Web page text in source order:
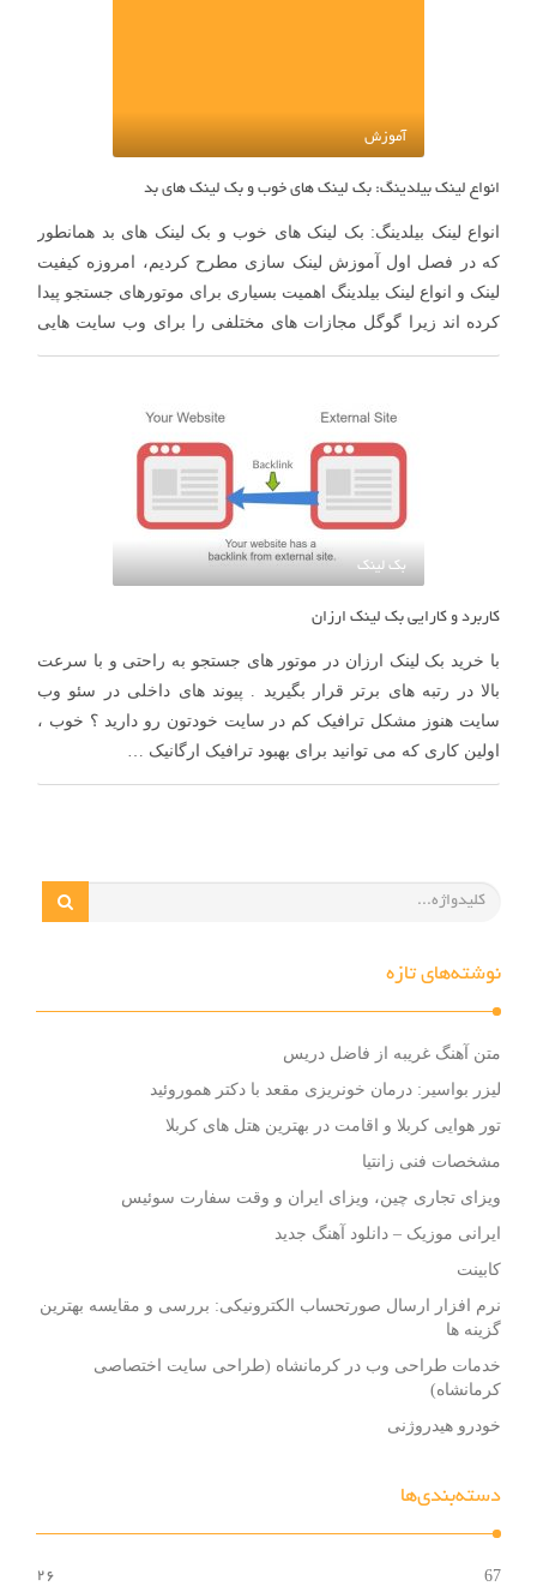
آموزش
انواع لینک بیلدینگ: بک لینک های خوب و بک لینک های بد
انواع لینک بیلدینگ: بک لینک های خوب و بک لینک های بد همانطور
که در فصل اول آموزش لینک سازی مطرح کردیم، امروزه کیفیت
لینک و انواع لینک بیلدینگ اهمیت بسیاری برای موتورهای جستجو پیدا
کرده اند زیرا گوگل مجازات های مختلفی را برای وب سایت هایی
که لینک کیفیت …
بک لینک
کاربرد و کارایی بک لینک ارزان
با خرید بک لینک ارزان در موتور های جستجو به راحتی و با سرعت
بالا در رتبه های برتر قرار بگیرید . پیوند های داخلی در سئو وب
سایت هنوز مشکل ترافیک کم در سایت خودتون رو دارید ؟ خوب ،
اولین کاری که می توانید برای بهبود ترافیک ارگانیک …
نوشته‌های تازه
متن آهنگ غریبه از فاضل دریس
لیزر بواسیر: درمان خونریزی مقعد با دکتر هموروئید
تور هوایی کربلا و اقامت در بهترین هتل های کربلا
مشخصات فنی زانتیا
ویزای تجاری چین، ویزای ایران و وقت سفارت سوئیس
ایرانی موزیک – دانلود آهنگ جدید
کابینت
نرم افزار ارسال صورتحساب الکترونیکی: بررسی و مقایسه بهترین
گزینه ها
خدمات طراحی وب در کرمانشاه (طراحی سایت اختصاصی
کرمانشاه)
خودرو هیدروژنی
دسته‌بندی‌ها
67
26